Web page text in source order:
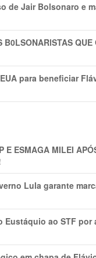
de Jair Bolsonaro e
B0LSONARlSTAS
para beneficiar
E ESMAGA MILEI
Lula garante
Eustáquio ao STF